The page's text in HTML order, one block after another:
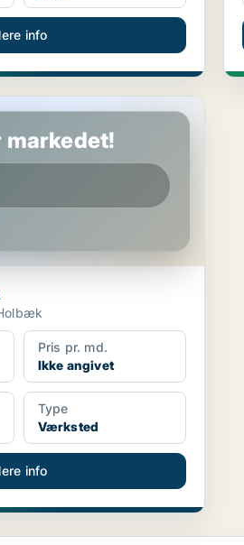
info
markedet!
Pris pr. md.
Ikke angivet
Type
Værksted
info